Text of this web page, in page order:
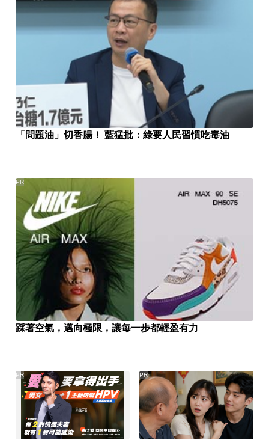
「問題油」切香腸！ 藍猛批：綠要人民習慣吃毒油
踩著空氣，邁向極限，讓每一步都輕盈有力
PR
PR PR